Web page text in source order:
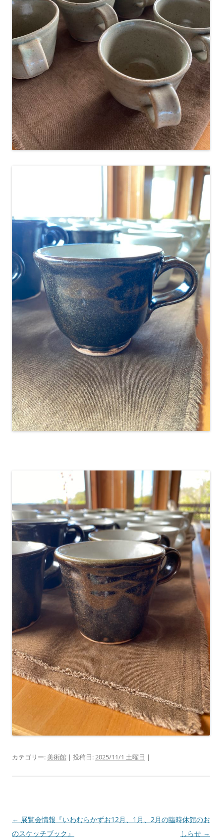
カテゴリー: 美術館 | 投稿日:2025/11/1 土曜日 |
投
稿
← 展覧会情報『いわむらかずお
のスケッチブック』
12月、1月、2月の臨時休館のお
しらせ →